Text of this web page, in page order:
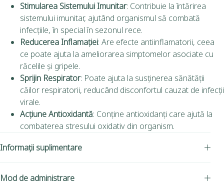
Stimularea Sistemului Imunitar: Contribuie la întărirea
sistemului imunitar, ajutând organismul să combată
infecțiile, în special în sezonul rece.
Reducerea Inflamației: Are efecte antiinflamatorii, ceea
ce poate ajuta la ameliorarea simptomelor asociate cu
răcelile și gripele.
Sprijin Respirator: Poate ajuta la susținerea sănătății
căilor respiratorii, reducând disconfortul cauzat de infecții
virale.
Acțiune Antioxidantă: Conține antioxidanți care ajută la
combaterea stresului oxidativ din organism.
Informații suplimentare
Mod de administrare